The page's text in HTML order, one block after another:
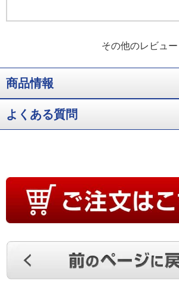
身がしっかり詰まった美
身がしっかり詰まっていて、甘みもあり、
だきました！
家族皆で集まって、とても美味しいカニを
大満足のサイズと味！
その他のレビュー
商品情報
よくある質問